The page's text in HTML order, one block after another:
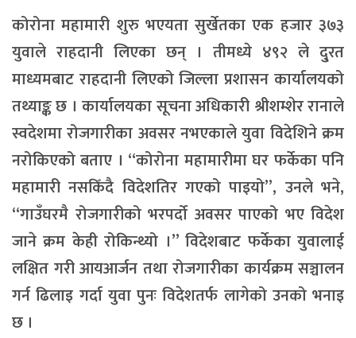
कोरोना महामारी शुरु भएयता सुर्खेतका एक हजार ३७३
युवाले राहदानी लिएका छन् । तीमध्ये ४९२ ले दु्रत
माध्यमबाट राहदानी लिएको जिल्ला प्रशासन कार्यालयको
तथ्याङ्क छ । कार्यालयका सूचना अधिकारी श्रीशम्शेर रानाले
स्वदेशमा रोजगारीका अवसर नभएकाले युवा विदेशिने क्रम
नरोकिएको बताए । “कोरोना महामारीमा घर फर्केका पनि
महामारी नसकिँदै विदेशतिर गएको पाइयो”, उनले भने,
“गाउँघरमै रोजगारीको भरपर्दो अवसर पाएको भए विदेश
जाने क्रम केही रोकिन्थ्यो ।” विदेशबाट फर्केका युवालाई
लक्षित गरी आयआर्जन तथा रोजगारीका कार्यक्रम सञ्चालन
गर्न ढिलाइ गर्दा युवा पुनः विदेशतर्फ लागेको उनको भनाइ
छ ।